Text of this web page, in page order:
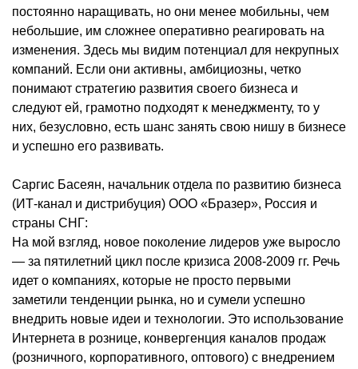
постоянно наращивать, но они менее мобильны, чем
небольшие, им сложнее оперативно реагировать на
изменения. Здесь мы видим потенциал для некрупных
компаний. Если они активны, амбициозны, четко
понимают стратегию развития своего бизнеса и
следуют ей, грамотно подходят к менеджменту, то у
них, безусловно, есть шанс занять свою нишу в бизнесе
и успешно его развивать.
Саргис Басеян, начальник отдела по развитию бизнеса
(ИТ-канал и дистрибуция) ООО «Бразер», Россия и
страны СНГ:
На мой взгляд, новое поколение лидеров уже выросло
— за пятилетний цикл после кризиса 2008-2009 гг. Речь
идет о компаниях, которые не просто первыми
заметили тенденции рынка, но и сумели успешно
внедрить новые идеи и технологии. Это использование
Интернета в рознице, конвергенция каналов продаж
(розничного, корпоративного, оптового) с внедрением